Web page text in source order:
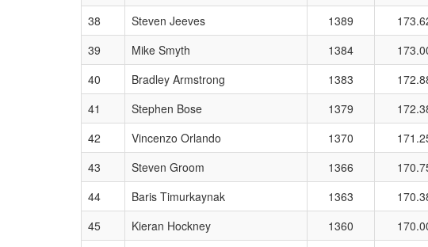
38
Steven Jeeves 1389
39
Mike Smyth 1384
40
Bradley Armstrong 1383
41
Stephen Bose 1379
42
Vincenzo Orlando 1370
43
Steven Groom 1366
44
Baris Timurkaynak 1363
45
Kieran Hockney 1360